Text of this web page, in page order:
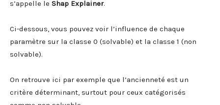
s’appelle le Shap Explainer.
Ci-dessous, vous pouvez voir l’influence de chaque
paramètre sur la classe 0 (solvable) et la classe 1 (non
solvable).
On retrouve ici par exemple que l’ancienneté est un
critère déterminant, surtout pour ceux catégorisés